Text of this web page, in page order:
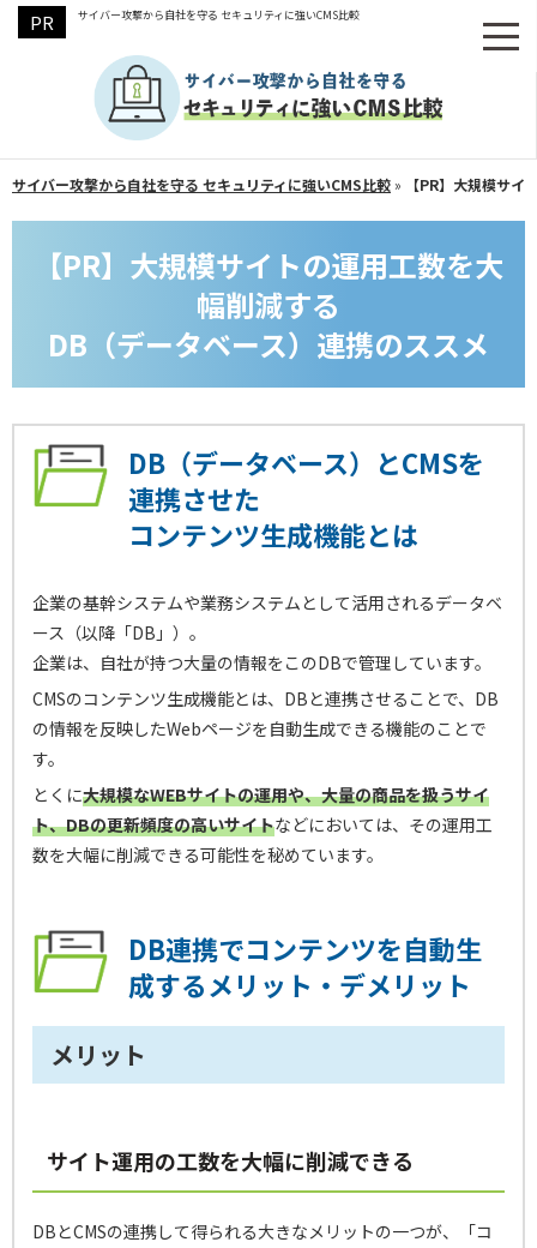
サイバー攻撃から自社を守る セキュリティに強いCMS比較
サイバー攻撃から自社を守る セキュリティに強いCMS比較 » 【PR】大規模サ
【PR】大規模サイトの運用工数を大
幅削減する
DB（データベース）連携のススメ
DB（データベース）とCMSを
連携させた
コンテンツ生成機能とは
企業の基幹システムや業務システムとして活用されるデータベ
ース（以降「DB」）。
企業は、自社が持つ大量の情報をこのDBで管理しています。
CMSのコンテンツ生成機能とは、DBと連携させることで、DB
の情報を反映したWebページを自動生成できる機能のことで
す。
とくに大規模なWEBサイトの運用や、大量の商品を扱うサイ
ト、DBの更新頻度の高いサイトなどにおいては、その運用工
数を大幅に削減できる可能性を秘めています。
DB連携でコンテンツを自動生
成するメリット・デメリット
メリット
サイト運用の工数を大幅に削減できる
DBとCMSの連携して得られる大きなメリットの一つが、「コ